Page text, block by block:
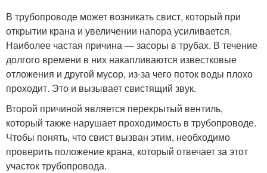
В трубопроводе может возникать свист, который при
открытии крана и увеличении напора усиливается.
Наиболее частая причина — засоры в трубах. В течение
долгого времени в них накапливаются известковые
отложения и другой мусор, из-за чего поток воды плохо
проходит. Это и вызывает свистящий звук.
Второй причиной является перекрытый вентиль,
который также нарушает проходимость в трубопроводе.
Чтобы понять, что свист вызван этим, необходимо
проверить положение крана, который отвечает за этот
участок трубопровода.